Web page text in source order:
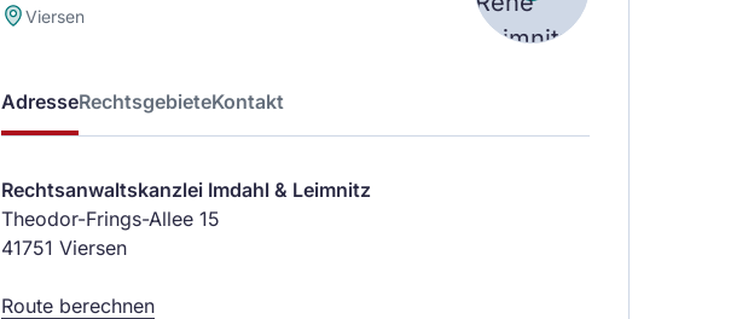
Viersen
AdresseRechtsgebieteKontakt
Rechtsanwaltskanzlei Imdahl & Leimnitz
Theodor-Frings-Allee 15
41751 Viersen
Route berechnen